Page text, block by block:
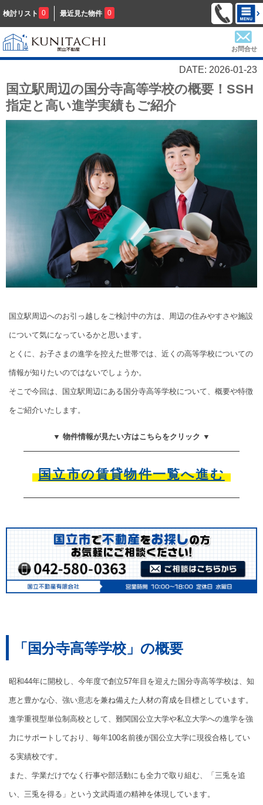
検討リスト 0 最近見た物件 0
お問合せ
DATE: 2026-01-23
国立駅周辺の国分寺高等学校の概要！SSH
指定と高い進学実績もご紹介
国立駅周辺へのお引っ越しをご検討中の方は、周辺の住みやすさや施設
について気になっているかと思います。
とくに、お子さまの進学を控えた世帯では、近くの高等学校についての
情報が知りたいのではないでしょうか。
そこで今回は、国立駅周辺にある国分寺高等学校について、概要や特徴
をご紹介いたします。
▼ 物件情報が見たい方はこちらをクリック ▼
国立市の賃貸物件一覧へ進む
「国分寺高等学校」の概要
昭和44年に開校し、今年度で創立57年目を迎えた国分寺高等学校は、知
恵と豊かな心、強い意志を兼ね備えた人材の育成を目標としています。
進学重視型単位制高校として、難関国公立大学や私立大学への進学を強
力にサポートしており、毎年100名前後が国公立大学に現役合格してい
る実績校です。
また、学業だけでなく行事や部活動にも全力で取り組む、「三兎を追
い、三兎を得る」という文武両道の精神を体現しています。